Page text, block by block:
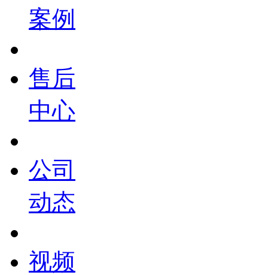
案例
售后
中心
公司
动态
视频